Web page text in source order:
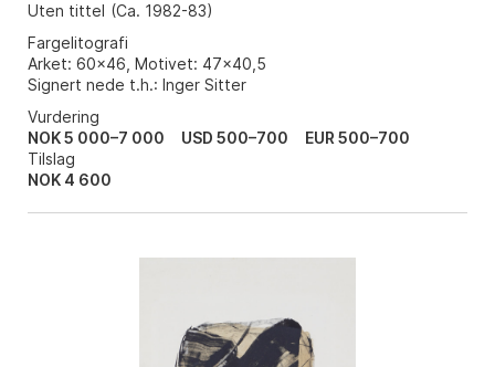
Uten tittel (Ca. 1982-83)
Fargelitografi
Arket: 60x46, Motivet: 47x40,5
Signert nede t.h.: Inger Sitter
Vurdering
NOK 5 000–7 000
USD 500–700
EUR 500–700
Tilslag
NOK 4 600